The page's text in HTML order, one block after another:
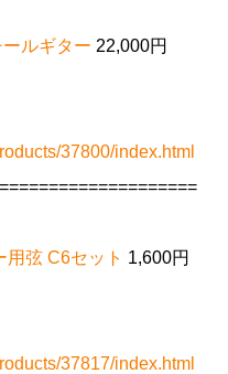
ルギター 22,000円
37800/index.html
弦 C6セット 1,600円
37817/index.html